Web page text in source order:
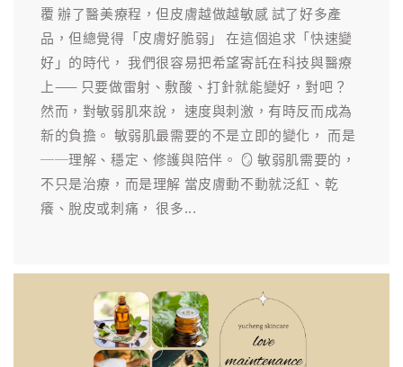
覆 辦了醫美療程，但皮膚越做越敏感 試了好多產
品，但總覺得「皮膚好脆弱」 在這個追求「快速變
好」的時代， 我們很容易把希望寄託在科技與醫療
上—— 只要做雷射、敷酸、打針就能變好，對吧？
然而，對敏弱肌來說， 速度與刺激，有時反而成為
新的負擔。 敏弱肌最需要的不是立即的變化， 而是
──理解、穩定、修護與陪伴。 🪞 敏弱肌需要的，
不只是治療，而是理解 當皮膚動不動就泛紅、乾
癢、脫皮或刺痛， 很多...